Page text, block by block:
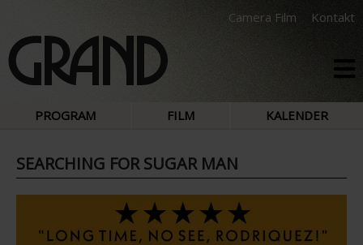
Camera Film Kontakt
PROGRAM FILM KALENDER
SEARCHING FOR SUGAR MAN